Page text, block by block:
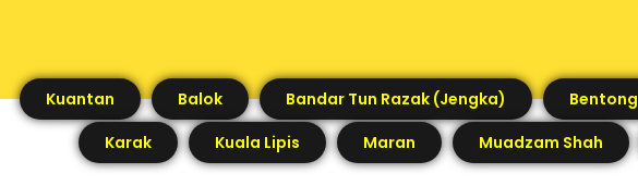
Kuantan Balok Bandar Tun Razak (Jengka) Bentong
Karak
Kuala Lipis Maran Muadzam Shah